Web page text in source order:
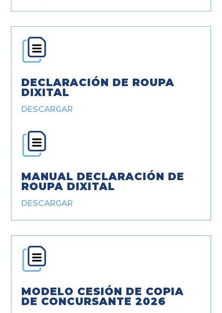
DECLARACIÓN DE ROUPA
DIXITAL
DESCARGAR
MANUAL DECLARACIÓN DE
ROUPA DIXITAL
DESCARGAR
MODELO CESIÓN DE COPIA
DE CONCURSANTE 2026